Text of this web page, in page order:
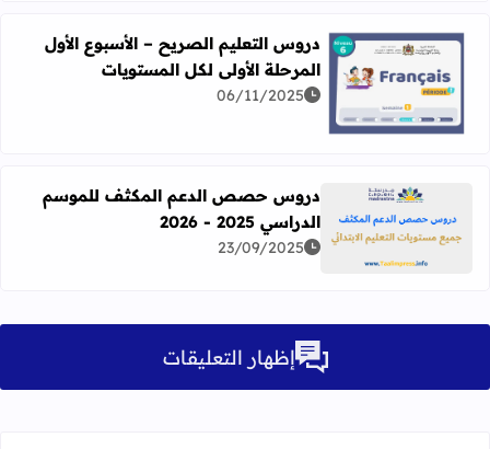
اقرأ المزيد عن دروس التعليم الصريح – الأسبوع الأول
دروس التعليم الصريح – الأسبوع الأول
المرحلة الأولى لكل المستويات
06/11/2025
اقرأ المزيد عن دروس حصص الدعم المكثف للموسم الدراسي 2025 -
دروس حصص الدعم المكثف للموسم
الدراسي 2025 - 2026
23/09/2025
إظهار التعليقات